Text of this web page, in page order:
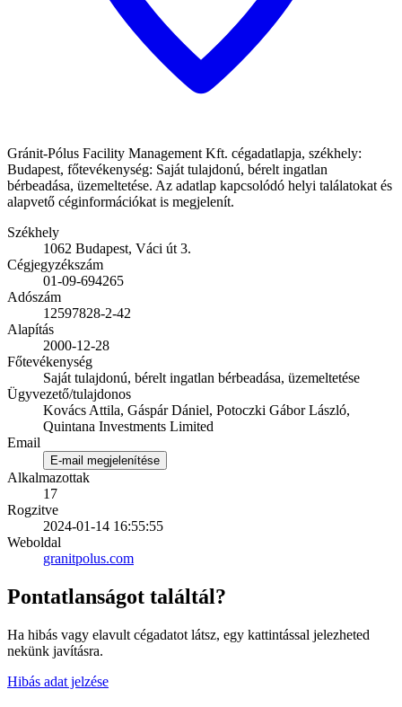
Gránit-Pólus Facility Management Kft. cégadatlapja, székhely:
Budapest, főtevékenység: Saját tulajdonú, bérelt ingatlan
bérbeadása, üzemeltetése. Az adatlap kapcsolódó helyi találatokat és
alapvető céginformációkat is megjelenít.
Székhely
1062 Budapest, Váci út 3.
Cégjegyzékszám
01-09-694265
Adószám
12597828-2-42
Alapítás
2000-12-28
Főtevékenység
Saját tulajdonú, bérelt ingatlan bérbeadása, üzemeltetése
Ügyvezető/tulajdonos
Kovács Attila, Gáspár Dániel, Potoczki Gábor László,
Quintana Investments Limited
Email
E-mail megjelenítése
Alkalmazottak
17
Rogzitve
2024-01-14 16:55:55
Weboldal
granitpolus.com
Pontatlanságot találtál?
Ha hibás vagy elavult cégadatot látsz, egy kattintással jelezheted
nekünk javításra.
Hibás adat jelzése